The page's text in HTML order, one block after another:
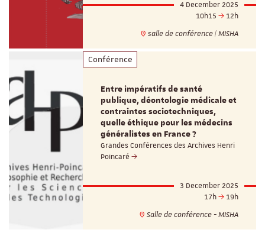
4 December 2025
10h15
12h
salle de conférence | MISHA
Conférence
Entre impératifs de santé
publique, déontologie médicale et
contraintes sociotechniques,
quelle éthique pour les médecins
généralistes en France ?
Grandes Conférences des Archives Henri
Poincaré
3 December 2025
17h
19h
Salle de conférence - MISHA